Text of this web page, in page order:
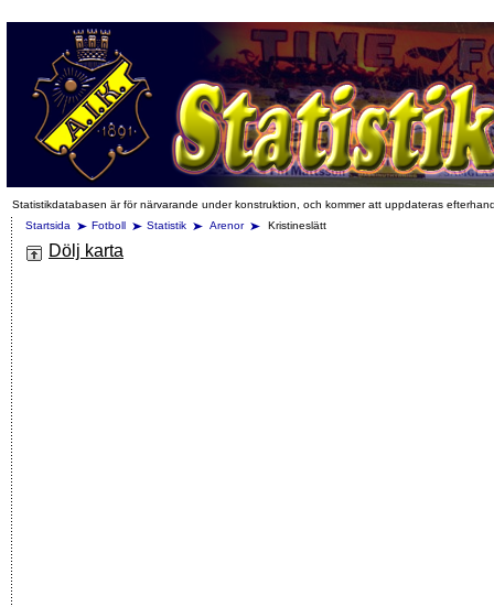
Statistikdatabasen är för närvarande under konstruktion, och kommer att uppdateras
Startsida
Fotboll Statistik Arenor Kristineslätt
Dölj karta